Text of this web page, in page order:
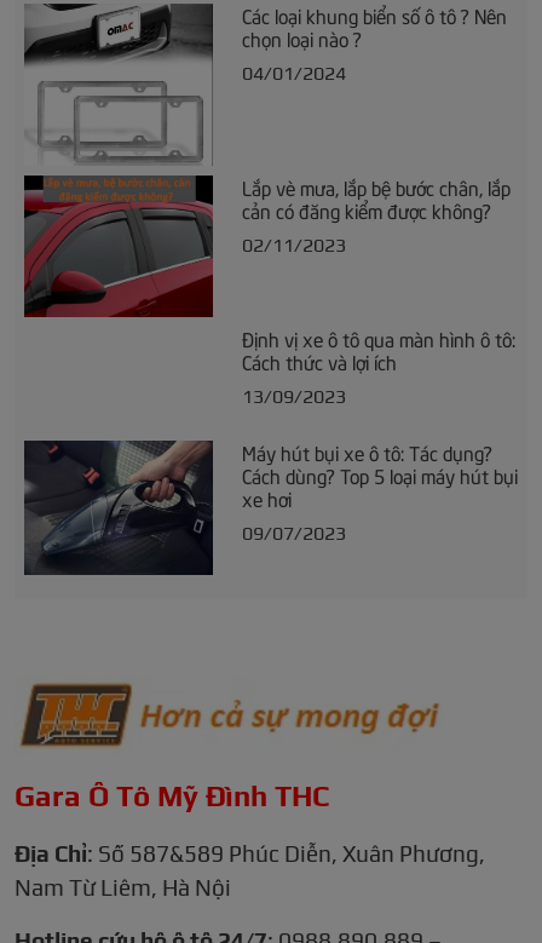
Các loại khung biển số ô tô ? Nên
chọn loại nào ?
04/01/2024
Lắp vè mưa, lắp bệ bước chân, lắp
cản có đăng kiểm được không?
02/11/2023
Định vị xe ô tô qua màn hình ô tô:
Cách thức và lợi ích
13/09/2023
Máy hút bụi xe ô tô: Tác dụng?
Cách dùng? Top 5 loại máy hút bụi
xe hơi
09/07/2023
Gara Ô Tô Mỹ Đình THC
Địa Chỉ: Số 587&589 Phúc Diễn, Xuân Phương,
Nam Từ Liêm, Hà Nội